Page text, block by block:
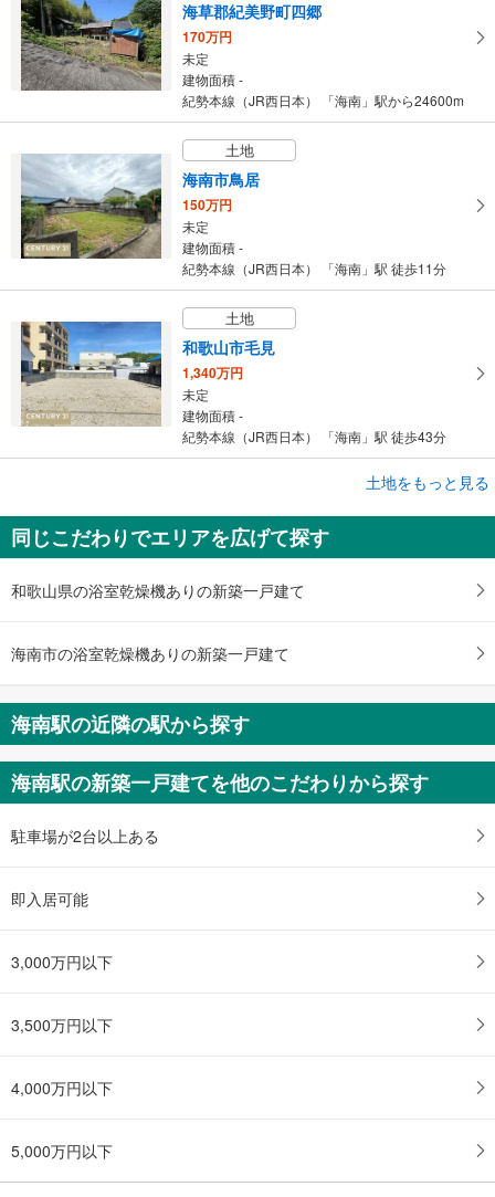
海草郡紀美野町四郷
170万円
未定
建物面積 -
紀勢本線（JR西日本） 「海南」駅から24600m
土地
海南市鳥居
150万円
未定
建物面積 -
紀勢本線（JR西日本） 「海南」駅 徒歩11分
土地
和歌山市毛見
1,340万円
未定
建物面積 -
紀勢本線（JR西日本） 「海南」駅 徒歩43分
海南市鳥居
865.2万円
未定
建物面積 -
紀勢本線（JR西日本） 「海南」駅 徒歩9分
土地をもっと見る
同じこだわりでエリアを広げて探す
和歌山県の浴室乾燥機ありの新築一戸建て
海南市の浴室乾燥機ありの新築一戸建て
海南駅の近隣の駅から探す
海南駅の新築一戸建てを他のこだわりから探す
駐車場が2台以上ある
即入居可能
3,000万円以下
3,500万円以下
4,000万円以下
5,000万円以下